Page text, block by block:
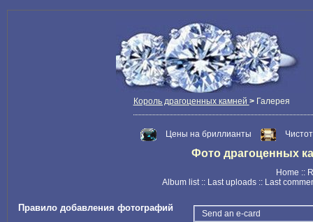
Король драгоценных камней >Галерея
Цены на бриллианты
Фото драгоценных
Home ::
Album list:: Last uploads :: Last
Правило добавления фотографий
Send an e-card